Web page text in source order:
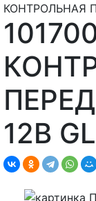
КОНТРОЛЬНАЯ
12В GL